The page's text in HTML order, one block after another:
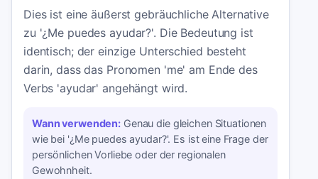
Dies ist eine äußerst gebräuchliche Alternative
zu '¿Me puedes ayudar?'. Die Bedeutung ist
identisch; der einzige Unterschied besteht
darin, dass das Pronomen 'me' am Ende des
Verbs 'ayudar' angehängt wird.
Wann verwenden: Genau die gleichen Situationen
wie bei '¿Me puedes ayudar?'. Es ist eine Frage der
persönlichen Vorliebe oder der regionalen
Gewohnheit.